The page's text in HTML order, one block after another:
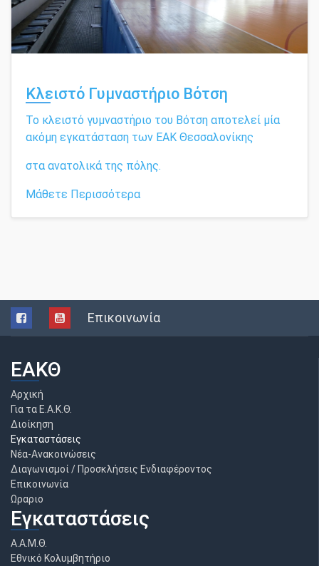
Κλειστό Γυμναστήριο Βότση
Το κλειστό γυμναστήριο του Βότση αποτελεί μία
ακόμη εγκατάσταση των ΕΑΚ Θεσσαλονίκης
στα ανατολικά της πόλης.
Μάθετε Περισσότερα
Επικοινωνία
ΕΑΚΘ
Αρχική
Για τα Ε.Α.Κ.Θ.
Διοίκηση
Εγκαταστάσεις
Νέα-Ανακοινώσεις
Διαγωνισμοί / Προσκλήσεις Ενδιαφέροντος
Επικοινωνία
Ωραριο
Εγκαταστάσεις
Α.Α.Μ.Θ.
Εθνικό Κολυμβητήριο